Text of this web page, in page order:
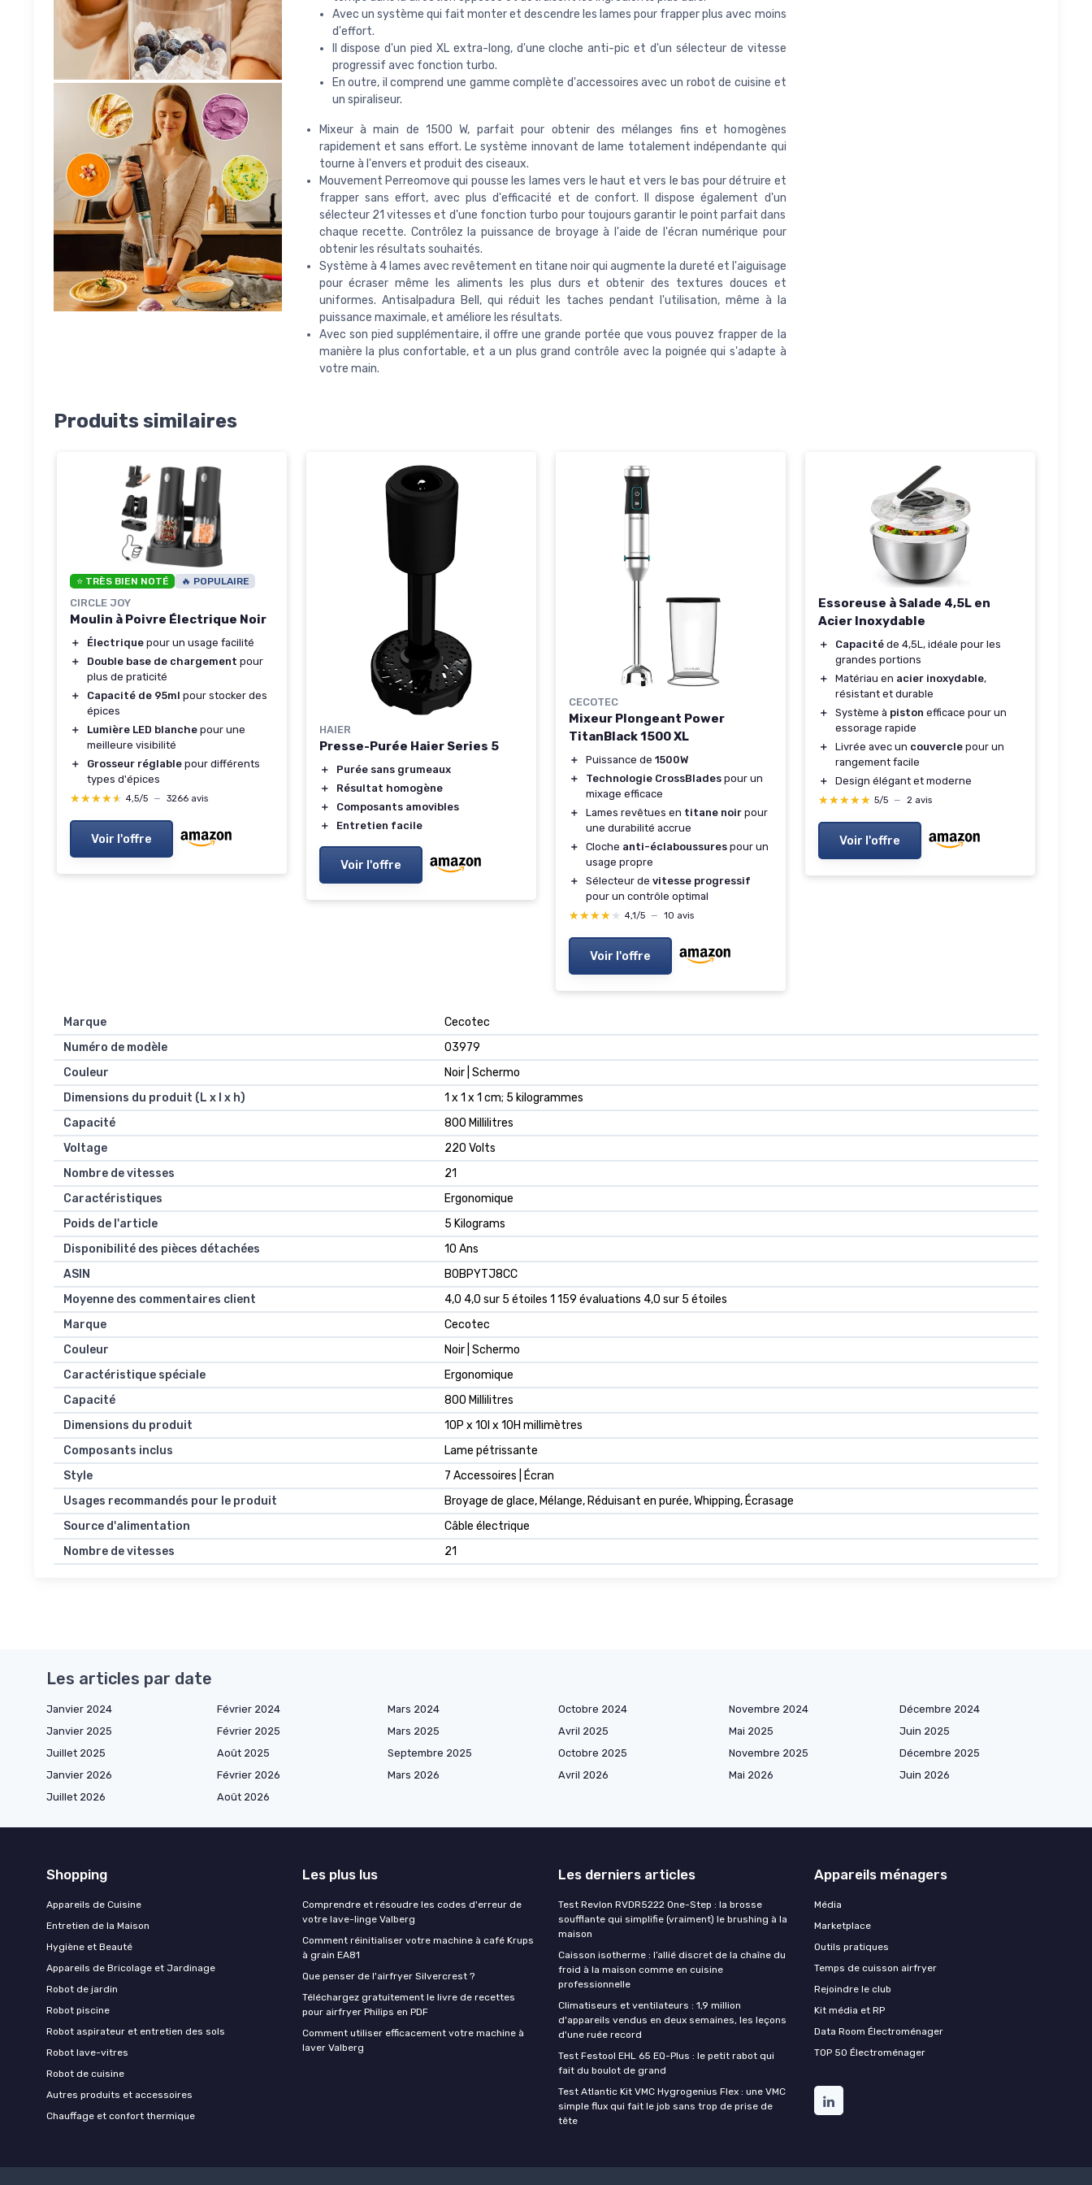
Avec un système qui fait monter et descendre les lames pour frapper plus avec moins
d'effort.
Il dispose d'un pied XL extra-long, d'une cloche anti-pic et d'un sélecteur de vitesse
progressif avec fonction turbo.
En outre, il comprend une gamme complète d'accessoires avec un robot de cuisine et
un spiraliseur.
Mixeur à main de 1500 W, parfait pour obtenir des mélanges fins et homogènes
rapidement et sans effort. Le système innovant de lame totalement indépendante qui
tourne à l'envers et produit des ciseaux.
Mouvement Perreomove qui pousse les lames vers le haut et vers le bas pour détruire et
frapper sans effort, avec plus d'efficacité et de confort. Il dispose également d'un
sélecteur 21 vitesses et d'une fonction turbo pour toujours garantir le point parfait dans
chaque recette. Contrôlez la puissance de broyage à l'aide de l'écran numérique pour
obtenir les résultats souhaités.
Système à 4 lames avec revêtement en titane noir qui augmente la dureté et l'aiguisage
pour écraser même les aliments les plus durs et obtenir des textures douces et
uniformes. Antisalpadura Bell, qui réduit les taches pendant l'utilisation, même à la
puissance maximale, et améliore les résultats.
Avec son pied supplémentaire, il offre une grande portée que vous pouvez frapper de la
manière la plus confortable, et a un plus grand contrôle avec la poignée qui s'adapte à
votre main.
Produits similaires
⭐ TRÈS BIEN NOTÉ 🔥 POPULAIRE
CIRCLE JOY
Moulin à Poivre Électrique Noir
＋ Électrique pour un usage facilité
＋
Double base de chargement pour
plus de praticité
＋
Capacité de 95ml pour stocker des
épices
＋
Lumière LED blanche pour une
meilleure visibilité
＋
Grosseur réglable pour différents
types d'épices
★★★★★
★★★★★ 4,5/5 — 3266 avis
Voir l'offre
HAIER
Presse-Purée Haier Series 5
＋
Purée sans grumeaux
＋
Résultat homogène
＋
Composants amovibles
＋
Entretien facile
Voir l'offre
CECOTEC
Mixeur Plongeant Power
TitanBlack 1500 XL
＋ Puissance de 1500W
＋
Technologie CrossBlades pour un
mixage efficace
＋
Lames revêtues en titane noir pour
une durabilité accrue
＋
Cloche anti-éclaboussures pour un
usage propre
＋
Sélecteur de vitesse progressif
pour un contrôle optimal
★★★★★
★★★★★ 4,1/5 — 10 avis
Voir l'offre
Essoreuse à Salade 4,5L en
Acier Inoxydable
＋ Capacité de 4,5L, idéale pour les
grandes portions
＋
Matériau en acier inoxydable,
résistant et durable
＋
Système à piston efficace pour un
essorage rapide
＋
Livrée avec un couvercle pour un
rangement facile
＋
Design élégant et moderne
★★★★★
★★★★★ 5/5 — 2 avis
Voir l'offre
Marque
‎Cecotec
Numéro de modèle
‎03979
Couleur
‎Noir | Schermo
Dimensions du produit (L x l x h)
‎1 x 1 x 1 cm; 5 kilogrammes
Capacité
‎800 Millilitres
Voltage
‎220 Volts
Nombre de vitesses
‎21
Caractéristiques
‎Ergonomique
Poids de l'article
‎5 Kilograms
Disponibilité des pièces détachées
‎10 Ans
ASIN
B0BPYTJ8CC
Moyenne des commentaires client
4,0 4,0 sur 5 étoiles 1 159 évaluations 4,0 sur 5 étoiles
Marque
Cecotec
Couleur
Noir | Schermo
Caractéristique spéciale
Ergonomique
Capacité
800 Millilitres
Dimensions du produit
10P x 10l x 10H millimètres
Composants inclus
Lame pétrissante
Style
7 Accessoires | Écran
Usages recommandés pour le produit
Broyage de glace, Mélange, Réduisant en purée, Whipping, Écrasage
Source d'alimentation
Câble électrique
Nombre de vitesses
21
Les articles par date
Janvier 2024 Février 2024 Mars 2024 Octobre 2024 Novembre 2024
Décembre 2024
Janvier 2025
Février 2025 Mars 2025 Avril 2025 Mai 2025
Juin 2025
Juillet 2025
Août 2025 Septembre 2025 Octobre 2025 Novembre 2025
Décembre 2025
Janvier 2026
Février 2026 Mars 2026 Avril 2026 Mai 2026
Juin 2026
Juillet 2026
Août 2026
Shopping
Appareils de Cuisine
Entretien de la Maison
Hygiène et Beauté
Appareils de Bricolage et Jardinage
Robot de jardin
Robot piscine
Robot aspirateur et entretien des sols
Robot lave-vitres
Robot de cuisine
Autres produits et accessoires
Chauffage et confort thermique
Les plus lus
Comprendre et résoudre les codes d'erreur de
votre lave-linge Valberg
Comment réinitialiser votre machine à café Krups
à grain EA81
Que penser de l'airfryer Silvercrest ?
Téléchargez gratuitement le livre de recettes
pour airfryer Philips en PDF
Comment utiliser efficacement votre machine à
laver Valberg
Les derniers articles
Test Revlon RVDR5222 One-Step : la brosse
soufflante qui simplifie (vraiment) le brushing à la
maison
Caisson isotherme : l’allié discret de la chaîne du
froid à la maison comme en cuisine
professionnelle
Climatiseurs et ventilateurs : 1,9 million
d'appareils vendus en deux semaines, les leçons
d'une ruée record
Test Festool EHL 65 EQ-Plus : le petit rabot qui
fait du boulot de grand
Test Atlantic Kit VMC Hygrogenius Flex : une VMC
simple flux qui fait le job sans trop de prise de
tête
Appareils ménagers
Média
Marketplace
Outils pratiques
Temps de cuisson airfryer
Rejoindre le club
Kit média et RP
Data Room Électroménager
TOP 50 Électroménager